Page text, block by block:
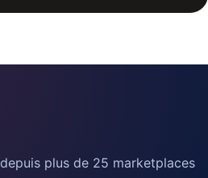
plus de 25 marketplaces